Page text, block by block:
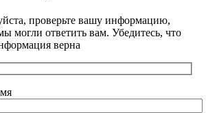
проверьте вашу информацию,
могли ответить вам. Убедитесь, что
верна